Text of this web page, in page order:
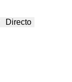
Directo